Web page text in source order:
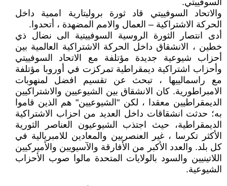
السوفييتي.
والاتحاد السوفييتي قاد ثورة بروليتارية اممية داخل
الحركة الاشتراكية – العمال والامم المضهدة ، أتحدوا.
أدى انتصار الثورة الروسية السوفييتية الى نضال ذي
خطين ، الانشقاق داخل الحركة الاشتراكية العالمية بين
أحزاب شيوعية جديدة مؤتلفة مع الاتحاد السوفييتي
وأحزاب اشتراكية ديمقراطية تمركزت في أوروبا مؤتلفة
مع راسمالييها ، تبحث عن تقسيم افضل لمنهوبات
الامبراطورية. كان الانشقاق بين الشيوعيين والاشتراكيين
الديمقراطيين معقدا ، لكن "الشيوعيين" هم الذين قاموا
به؛ حدثت انشقاقات داخل العديد من احزاب الاشتراكية
الديمقراطية، حيث اجتذب الشيوعيون العناصر الثورية
الأكثر تكرسا ، غير العنصريين والمعادين للامبريالية في
كل بلد. والعدد الأكبر من الأفارقة والآسيويين والأميركيين
اللاتينيين والسود بالولايات المتحدة مالوا صوب الأحزاب
الشيوعية.